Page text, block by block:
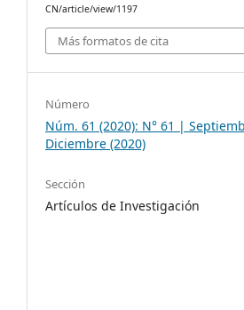
CN/article/view/1197
Más formatos de cita
Número
Núm. 61 (2020): N° 61 |
Diciembre (2020)
Sección
Artículos de Investigación